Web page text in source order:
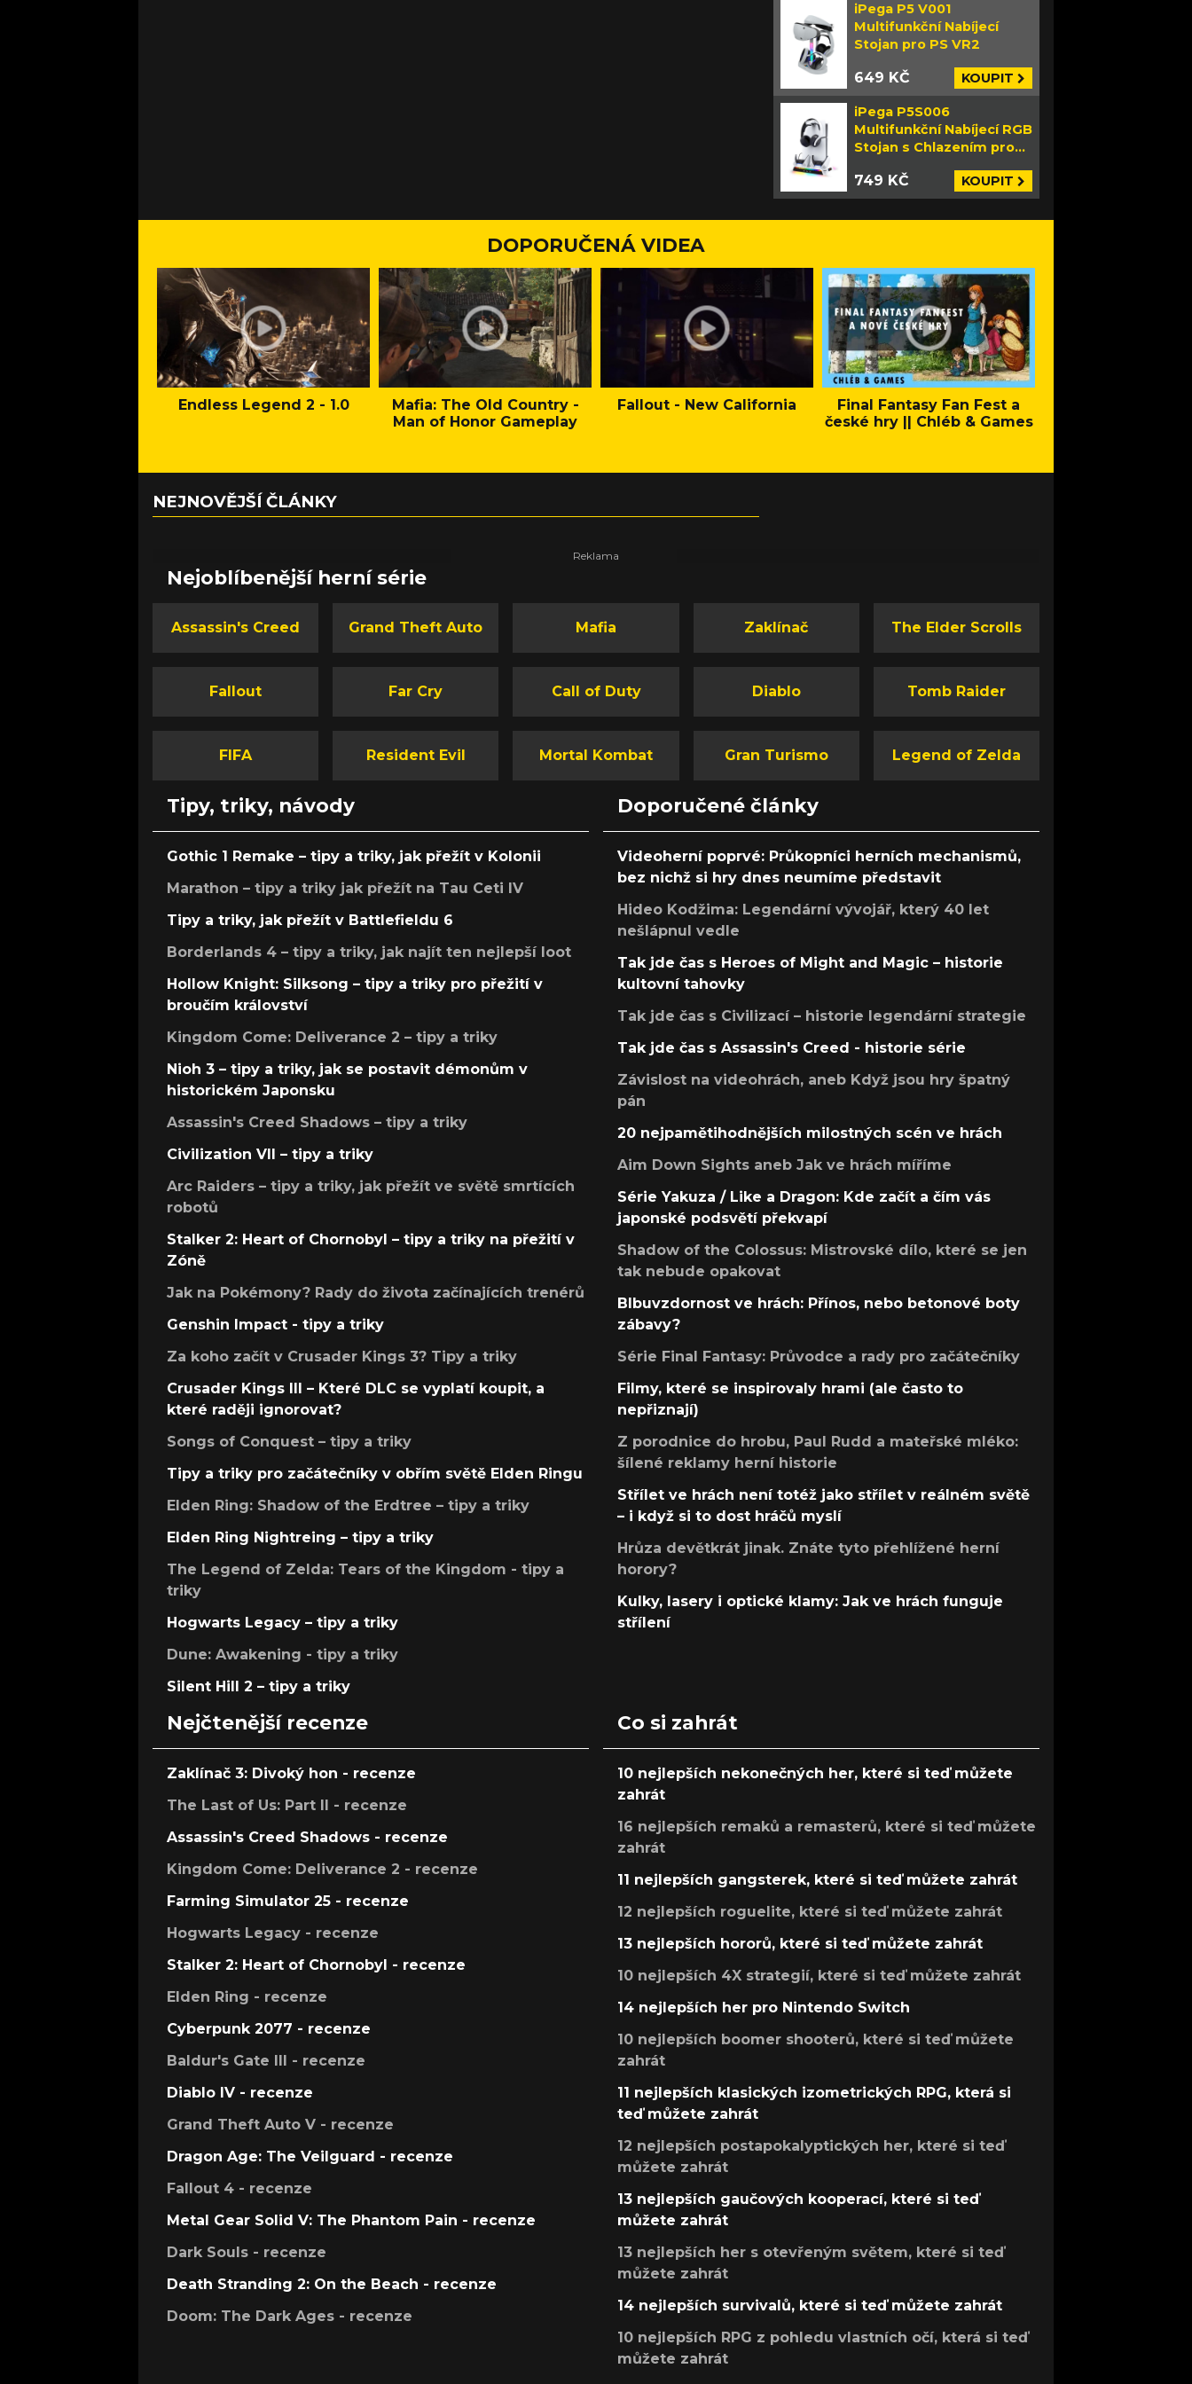
iPega P5 V001
Multifunkční Nabíjecí
Stojan pro PS VR2
649 KČ KOUPIT
iPega P5S006
Multifunkční Nabíjecí RGB
Stojan s Chlazením pro
749 KČ KOUPIT
DOPORUČENÁ VIDEA
Endless Legend 2 - 1.0
Mafia: The Old Country -
Man of Honor Gameplay
Fallout - New California
Final Fantasy Fan Fest a
české hry || Chléb & Games
NEJNOVĚJŠÍ ČLÁNKY
Nejoblíbenější herní série
Assassin's Creed Grand Theft Auto Mafia Zaklínač The Elder Scrolls
Fallout Far Cry Call of Duty Diablo Tomb Raider
FIFA Resident Evil Mortal Kombat Gran Turismo Legend of Zelda
Tipy, triky, návody
Gothic 1 Remake – tipy a triky, jak přežít v Kolonii
Marathon – tipy a triky jak přežít na Tau Ceti IV
Tipy a triky, jak přežít v Battlefieldu 6
Borderlands 4 – tipy a triky, jak najít ten nejlepší loot
Hollow Knight: Silksong – tipy a triky pro přežití v
broučím království
Kingdom Come: Deliverance 2 – tipy a triky
Nioh 3 – tipy a triky, jak se postavit démonům v
historickém Japonsku
Assassin's Creed Shadows – tipy a triky
Civilization VII – tipy a triky
Arc Raiders – tipy a triky, jak přežít ve světě smrtících
robotů
Stalker 2: Heart of Chornobyl – tipy a triky na přežití v
Zóně
Jak na Pokémony? Rady do života začínajících trenérů
Genshin Impact - tipy a triky
Za koho začít v Crusader Kings 3? Tipy a triky
Crusader Kings III – Které DLC se vyplatí koupit, a
které raději ignorovat?
Songs of Conquest – tipy a triky
Tipy a triky pro začátečníky v obřím světě Elden Ringu
Elden Ring: Shadow of the Erdtree – tipy a triky
Elden Ring Nightreing – tipy a triky
The Legend of Zelda: Tears of the Kingdom - tipy a
triky
Hogwarts Legacy – tipy a triky
Dune: Awakening - tipy a triky
Silent Hill 2 – tipy a triky
Doporučené články
Videoherní poprvé: Průkopníci herních mechanismů,
bez nichž si hry dnes neumíme představit
Hideo Kodžima: Legendární vývojář, který 40 let
nešlápnul vedle
Tak jde čas s Heroes of Might and Magic – historie
kultovní tahovky
Tak jde čas s Civilizací – historie legendární strategie
Tak jde čas s Assassin's Creed - historie série
Závislost na videohrách, aneb Když jsou hry špatný
pán
20 nejpamětihodnějších milostných scén ve hrách
Aim Down Sights aneb Jak ve hrách míříme
Série Yakuza / Like a Dragon: Kde začít a čím vás
japonské podsvětí překvapí
Shadow of the Colossus: Mistrovské dílo, které se jen
tak nebude opakovat
Blbuvzdornost ve hrách: Přínos, nebo betonové boty
zábavy?
Série Final Fantasy: Průvodce a rady pro začátečníky
Filmy, které se inspirovaly hrami (ale často to
nepřiznají)
Z porodnice do hrobu, Paul Rudd a mateřské mléko:
šílené reklamy herní historie
Střílet ve hrách není totéž jako střílet v reálném světě
– i když si to dost hráčů myslí
Hrůza devětkrát jinak. Znáte tyto přehlížené herní
horory?
Kulky, lasery i optické klamy: Jak ve hrách funguje
střílení
Nejčtenější recenze
Zaklínač 3: Divoký hon - recenze
The Last of Us: Part II - recenze
Assassin's Creed Shadows - recenze
Kingdom Come: Deliverance 2 - recenze
Farming Simulator 25 - recenze
Hogwarts Legacy - recenze
Stalker 2: Heart of Chornobyl - recenze
Elden Ring - recenze
Cyberpunk 2077 - recenze
Baldur's Gate III - recenze
Diablo IV - recenze
Grand Theft Auto V - recenze
Dragon Age: The Veilguard - recenze
Fallout 4 - recenze
Metal Gear Solid V: The Phantom Pain - recenze
Dark Souls - recenze
Death Stranding 2: On the Beach - recenze
Doom: The Dark Ages - recenze
Co si zahrát
10 nejlepších nekonečných her, které si teď můžete
zahrát
16 nejlepších remaků a remasterů, které si teď můžete
zahrát
11 nejlepších gangsterek, které si teď můžete zahrát
12 nejlepších roguelite, které si teď můžete zahrát
13 nejlepších hororů, které si teď můžete zahrát
10 nejlepších 4X strategií, které si teď můžete zahrát
14 nejlepších her pro Nintendo Switch
10 nejlepších boomer shooterů, které si teď můžete
zahrát
11 nejlepších klasických izometrických RPG, která si
teď můžete zahrát
12 nejlepších postapokalyptických her, které si teď
můžete zahrát
13 nejlepších gaučových kooperací, které si teď
můžete zahrát
13 nejlepších her s otevřeným světem, které si teď
můžete zahrát
14 nejlepších survivalů, které si teď můžete zahrát
10 nejlepších RPG z pohledu vlastních očí, která si teď
můžete zahrát